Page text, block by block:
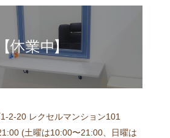
2-20 レクセルマンション101
(土曜は10:00〜21:00、日曜は